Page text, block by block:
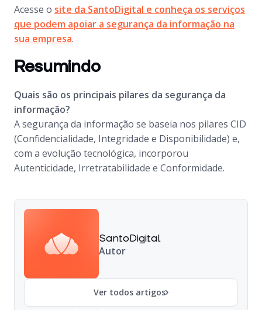
Acesse o site da SantoDigital e conheça os serviços
que podem apoiar a segurança da informação na
sua empresa.
Resumindo
Quais são os principais pilares da segurança da
informação?
A segurança da informação se baseia nos pilares CID
(Confidencialidade, Integridade e Disponibilidade) e,
com a evolução tecnológica, incorporou
Autenticidade, Irretratabilidade e Conformidade.
SantoDigital
Autor
Ver todos artigos